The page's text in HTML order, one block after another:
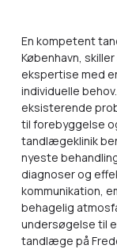
En kompetent
København,
ekspertise med
individuelle
eksisterende
til forebyggelse
tandlægeklinik
nyeste
diagnoser og
kommunikation,
behagelig
undersøgelse til
tandlæge på